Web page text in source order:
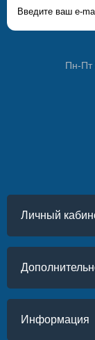
Пн-Пт
Личный
Информация